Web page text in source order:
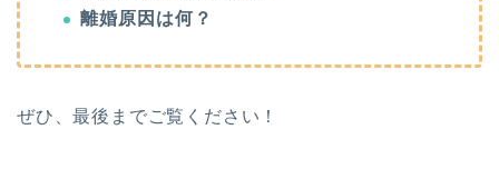
離婚原因は何？
ぜひ、最後までご覧ください！